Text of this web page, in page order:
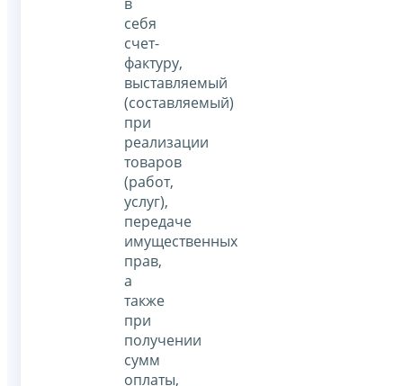
себя
счет-
фактуру,
выставляемый
(составляемый)
при
реализации
товаров
(работ,
услуг),
передаче
имущественных
прав,
а
также
при
получении
сумм
оплаты,